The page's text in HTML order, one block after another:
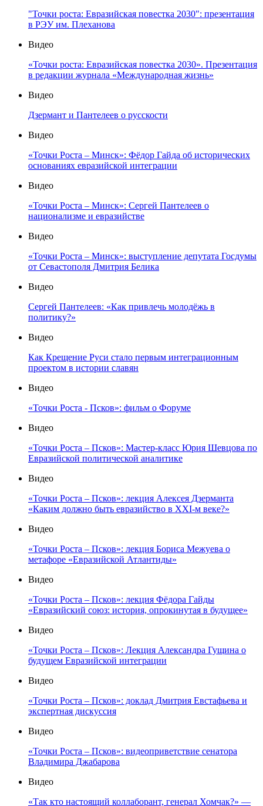
"Точки роста: Евразийская повестка 2030": презентация
в РЭУ им. Плеханова
Видео
«Точки роста: Евразийская повестка 2030». Презентация
в редакции журнала «Международная жизнь»
Видео
Дзермант и Пантелеев о русскости
Видео
«Точки Роста – Минск»: Фёдор Гайда об исторических
основаниях евразийской интеграции
Видео
«Точки Роста – Минск»: Сергей Пантелеев о
национализме и евразийстве
Видео
«Точки Роста – Минск»: выступление депутата Госдумы
от Севастополя Дмитрия Белика
Видео
Сергей Пантелеев: «Как привлечь молодёжь в
политику?»
Видео
Как Крещение Руси стало первым интеграционным
проектом в истории славян
Видео
«Точки Роста - Псков»: фильм о Форуме
Видео
«Точки Роста – Псков»: Мастер-класс Юрия Шевцова по
Евразийской политической аналитике
Видео
«Точки Роста – Псков»: лекция Алексея Дзерманта
«Каким должно быть евразийство в XXI-м веке?»
Видео
«Точки Роста – Псков»: лекция Бориса Межуева о
метафоре «Евразийской Атлантиды»
Видео
«Точки Роста – Псков»: лекция Фёдора Гайды
«Евразийский союз: история, опрокинутая в будущее»
Видео
«Точки Роста – Псков»: Лекция Александра Гущина о
будущем Евразийской интеграции
Видео
«Точки Роста – Псков»: доклад Дмитрия Евстафьева и
экспертная дискуссия
Видео
«Точки Роста – Псков»: видеоприветствие сенатора
Владимира Джабарова
Видео
«Так кто настоящий коллаборант, генерал Хомчак?» —